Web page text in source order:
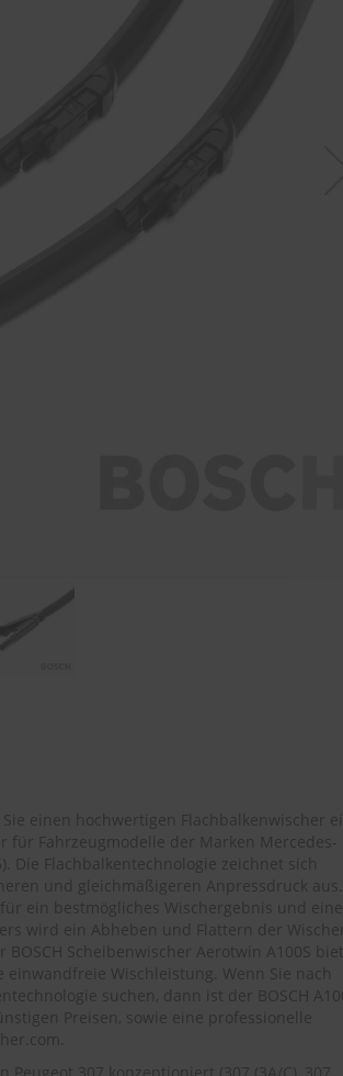
einen hochwertigen Flachbalkenwischer
für Fahrzeugmodelle der Marken Mercedes-
). Die Flachbalkentechnologie zeichnet sich
und gleichmäßigeren Anpressdruck aus.
ein bestmögliches Wischergebnis und eine
wird ein Abheben und Flattern der
Scheibenwischer Aerotwin A100S
Wischleistung. Wenn Sie nach
suchen, dann ist der BOSCH
Preisen, sowie eine professionelle